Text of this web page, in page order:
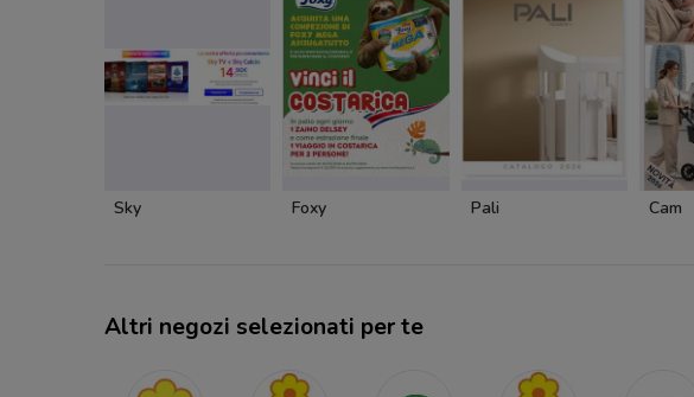
Sky Foxy Pali Cam
Altri negozi selezionati per te